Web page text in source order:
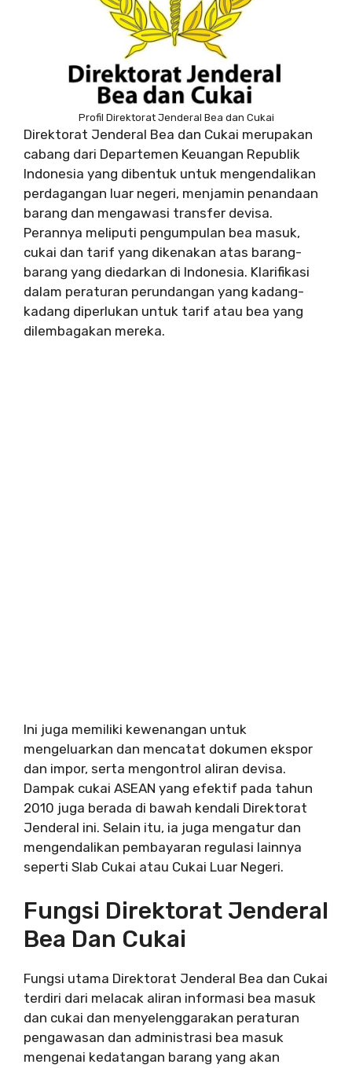
Profil Direktorat Jenderal Bea dan Cukai
Direktorat Jenderal Bea dan Cukai merupakan
cabang dari Departemen Keuangan Republik
Indonesia yang dibentuk untuk mengendalikan
perdagangan luar negeri, menjamin penandaan
barang dan mengawasi transfer devisa.
Perannya meliputi pengumpulan bea masuk,
cukai dan tarif yang dikenakan atas barang-
barang yang diedarkan di Indonesia. Klarifikasi
dalam peraturan perundangan yang kadang-
kadang diperlukan untuk tarif atau bea yang
dilembagakan mereka.
Ini juga memiliki kewenangan untuk
mengeluarkan dan mencatat dokumen ekspor
dan impor, serta mengontrol aliran devisa.
Dampak cukai ASEAN yang efektif pada tahun
2010 juga berada di bawah kendali Direktorat
Jenderal ini. Selain itu, ia juga mengatur dan
mengendalikan pembayaran regulasi lainnya
seperti Slab Cukai atau Cukai Luar Negeri.
Fungsi Direktorat Jenderal
Bea Dan Cukai
Fungsi utama Direktorat Jenderal Bea dan Cukai
terdiri dari melacak aliran informasi bea masuk
dan cukai dan menyelenggarakan peraturan
pengawasan dan administrasi bea masuk
mengenai kedatangan barang yang akan